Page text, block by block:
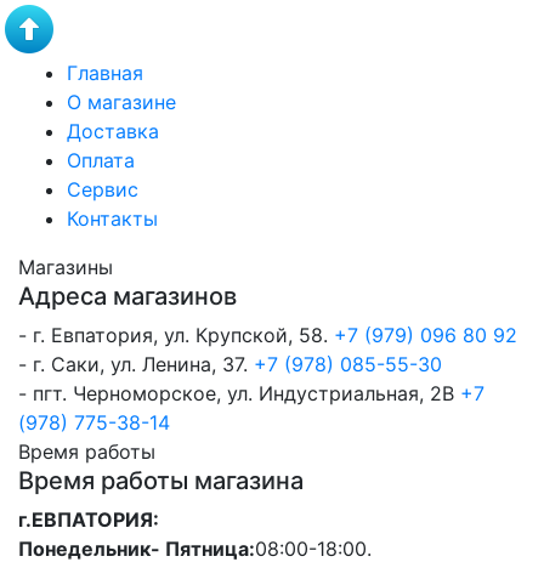
Главная
О магазине
Доставка
Оплата
Сервис
Контакты
Магазины
Адреса магазинов
- г. Евпатория, ул. Крупской, 58. +7 (979) 096 80 92
- г. Саки, ул. Ленина, 37. +7 (978) 085-55-30
- пгт. Черноморское, ул. Индустриальная, 2В +7
(978) 775-38-14
Время работы
Время работы магазина
г.ЕВПАТОРИЯ:
Понедельник- Пятница:08:00-18:00.